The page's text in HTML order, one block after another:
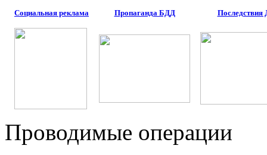
Социальная реклама Пропаганда БДД
Проводимые операции